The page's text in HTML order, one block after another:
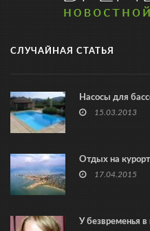
СЛУЧАЙНАЯ СТАТЬЯ
Насосы для
15.03.2013
Отдых на
17.04.2015
У безвременья в